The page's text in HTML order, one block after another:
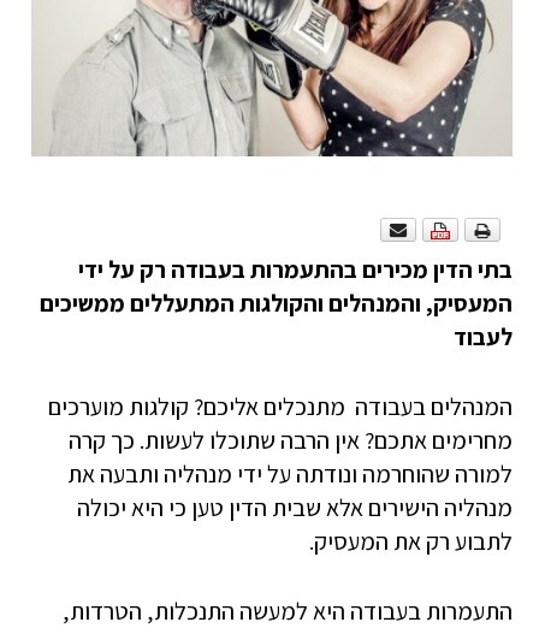
בתי הדין מכירים בהתעמרות בעבודה רק על ידי
המעסיק, והמנהלים והקולגות המתעללים ממשיכים
לעבוד
המנהלים בעבודה מתנכלים אליכם? קולגות מוערכים
מחרימים אתכם? אין הרבה שתוכלו לעשות. כך קרה
למורה שהוחרמה ונודתה על ידי מנהליה ותבעה את
מנהליה הישירים אלא שבית הדין טען כי היא יכולה
לתבוע רק את המעסיק.
התעמרות בעבודה היא למעשה התנכלות, הטרדות,